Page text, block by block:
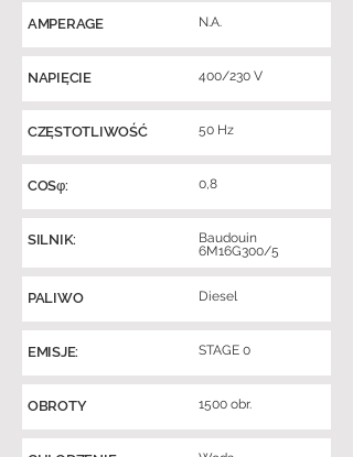
AMPERAGE N.A.
NAPIĘCIE 400/230 V
CZĘSTOTLIWOŚĆ 50 Hz
COSφ: 0,8
SILNIK:
Baudouin
6M16G300/5
PALIWO Diesel
EMISJE: STAGE 0
OBROTY 1500 obr.